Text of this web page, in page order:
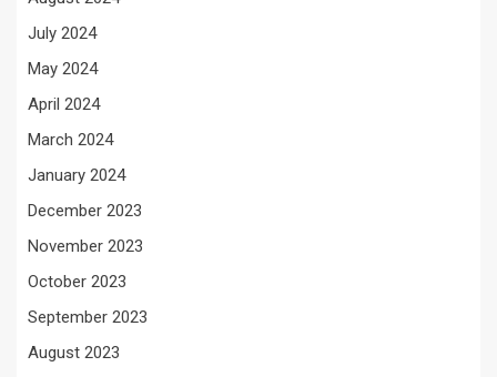
July 2024
May 2024
April 2024
March 2024
January 2024
December 2023
November 2023
October 2023
September 2023
August 2023